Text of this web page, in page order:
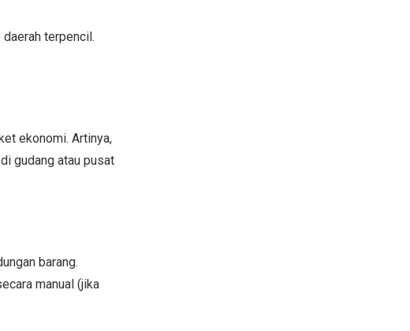
terpencil.
ekonomi. Artinya,
gudang atau pusat
barang.
manual (jika